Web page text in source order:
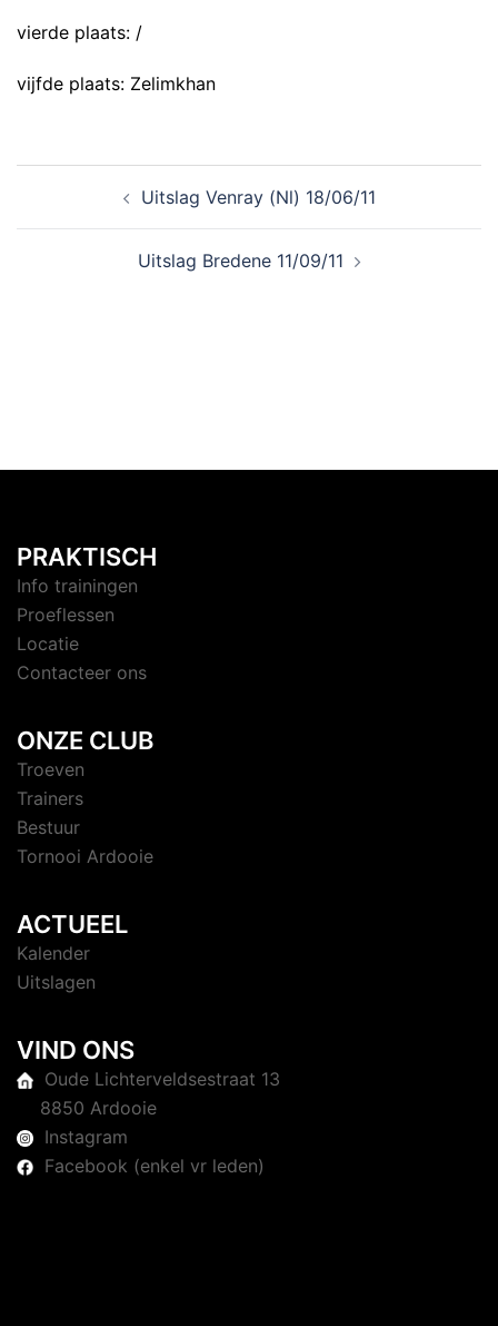
vierde plaats: /
vijfde plaats: Zelimkhan
Uitslag Venray (Nl) 18/06/11
Uitslag Bredene 11/09/11
PRAKTISCH
Info trainingen
Proeflessen
Locatie
Contacteer ons
ONZE CLUB
Troeven
Trainers
Bestuur
Tornooi Ardooie
ACTUEEL
Kalender
Uitslagen
VIND ONS
Oude Lichterveldsestraat 13
8850 Ardooie
Instagram
Facebook (enkel vr leden)